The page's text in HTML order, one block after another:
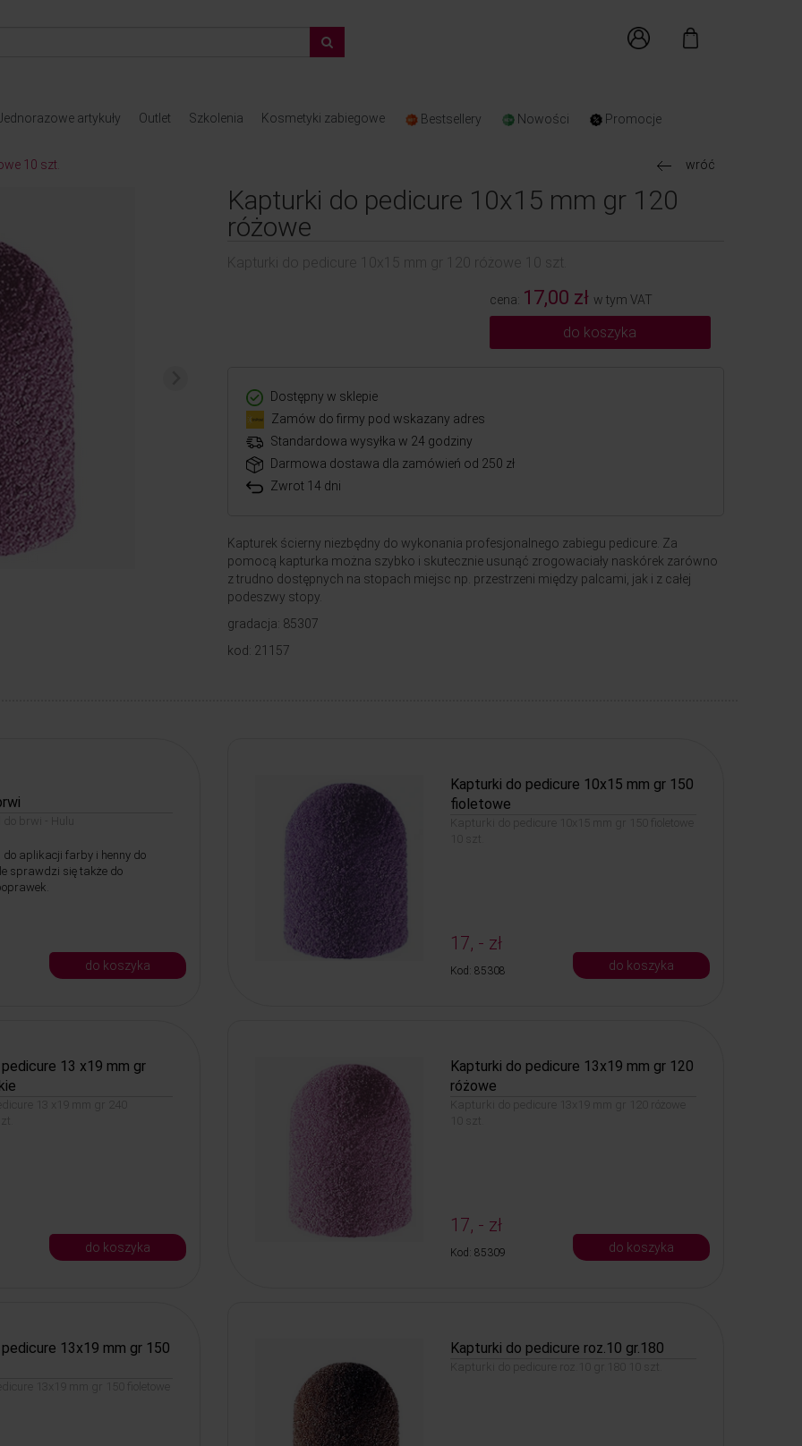
artykuły Outlet Szkolenia Kosmetyki zabiegowe Bestsellery Nowości Promocje
10 szt. wróć
Kapturki do pedicure 10x15 mm gr 120
różowe
Kapturki do pedicure 10x15 mm gr 120 różowe 10 szt.
cena: 17,00 zł w tym VAT
do koszyka
Dostępny w sklepie
Zamów do firmy pod wskazany adres
Standardowa wysyłka w 24 godziny
Darmowa dostawa dla zamówień od 250 zł
Zwrot 14 dni
Kapturek ścierny niezbędny do wykonania profesjonalnego zabiegu pedicure. Za
pomocą kapturka można szybko i skutecznie usunąć zrogowaciały naskórek zarówno
z trudno dostępnych na stopach miejsc np. przestrzeni między palcami, jak i z całej
podeszwy stopy.
gradacja: 85307
kod: 21157
do brwi - Hulu
aplikacji farby i henny do
sprawdzi się także do
do koszyka
Kapturki do pedicure 10x15 mm gr 150
fioletowe
Kapturki do pedicure 10x15 mm gr 150 fioletowe
10 szt.
17, - zł
Kod: 85308 do koszyka
13 x19 mm gr
13 x19 mm gr 240
do koszyka
Kapturki do pedicure 13x19 mm gr 120
różowe
Kapturki do pedicure 13x19 mm gr 120 różowe
10 szt.
17, - zł
Kod: 85309 do koszyka
13x19 mm gr 150
13x19 mm gr 150 fioletowe
Kapturki do pedicure roz.10 gr.180
Kapturki do pedicure roz.10 gr.180 10 szt.